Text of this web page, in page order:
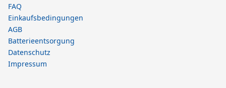
FAQ
Einkaufsbedingungen
AGB
Batterieentsorgung
Datenschutz
Impressum